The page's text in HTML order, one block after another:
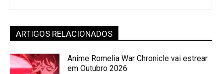
ARTIGOS RELACIONADOS
Anime Romelia War Chronicle vai estrear
em Outubro 2026